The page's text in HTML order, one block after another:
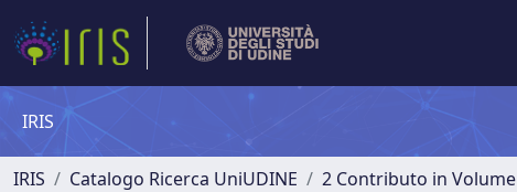
IRIS
IRIS Catalogo Ricerca UniUDINE 2 Contributo in Volume